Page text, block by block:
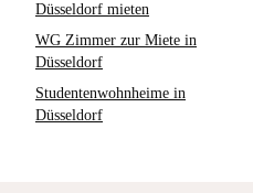
Düsseldorf mieten
WG Zimmer zur Miete in
Düsseldorf
Studentenwohnheime in
Düsseldorf